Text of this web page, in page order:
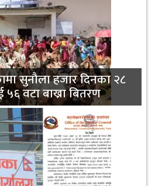
सुनौला हजार दिनका २८
वटा बाख्रा बितरण